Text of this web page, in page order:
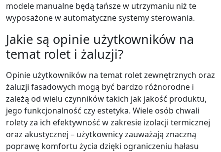
modele manualne będą tańsze w utrzymaniu niż te
wyposażone w automatyczne systemy sterowania.
Jakie są opinie użytkowników na
temat rolet i żaluzji?
Opinie użytkowników na temat rolet zewnętrznych oraz
żaluzji fasadowych mogą być bardzo różnorodne i
zależą od wielu czynników takich jak jakość produktu,
jego funkcjonalność czy estetyka. Wiele osób chwali
rolety za ich efektywność w zakresie izolacji termicznej
oraz akustycznej – użytkownicy zauważają znaczną
poprawę komfortu życia dzięki ograniczeniu hałasu